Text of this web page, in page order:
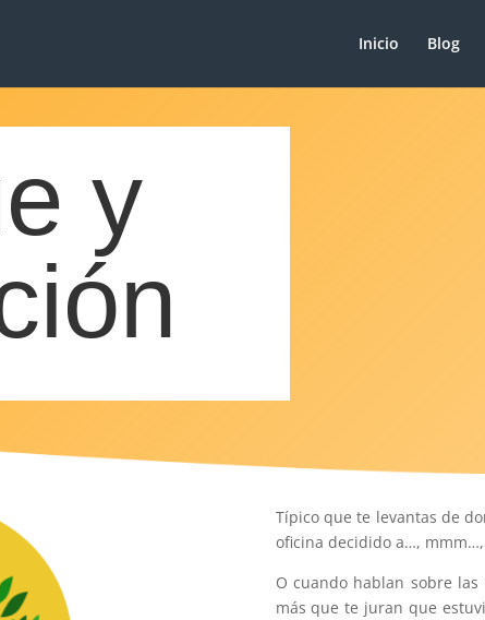
Inicio Blog
y
Típico que te levantas de
oficina decidido a…, mmm…,
O cuando hablan sobre
más que te juran que